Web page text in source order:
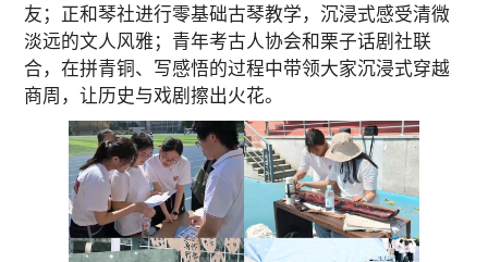
友；正和琴社进行零基础古琴教学，沉浸式感受清微
淡远的文人风雅；青年考古人协会和栗子话剧社联
合，在拼青铜、写感悟的过程中带领大家沉浸式穿越
商周，让历史与戏剧擦出火花。